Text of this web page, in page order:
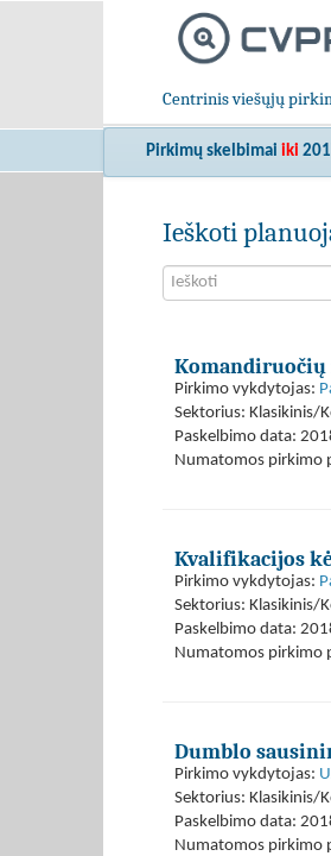
Centrinis viešųjų
Pirkimų skelbimai iki
Ieškoti
Komandiruočių
Pirkimo vykdytojas:
Sektorius: Klasikinis/
Paskelbimo data:
Numatomos pirkimo
Kvalifikacijos
Pirkimo vykdytojas:
Sektorius: Klasikinis/
Paskelbimo data:
Numatomos pirkimo
Dumblo
Pirkimo vykdytojas:
Sektorius: Klasikinis/
Paskelbimo data:
Numatomos pirkimo